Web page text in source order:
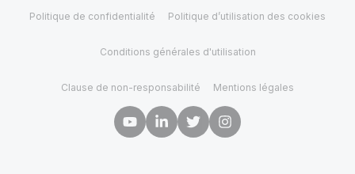
Politique de confidentialité Politique d’utilisation des cookies
Conditions générales d'utilisation
Clause de non-responsabilité Mentions légales